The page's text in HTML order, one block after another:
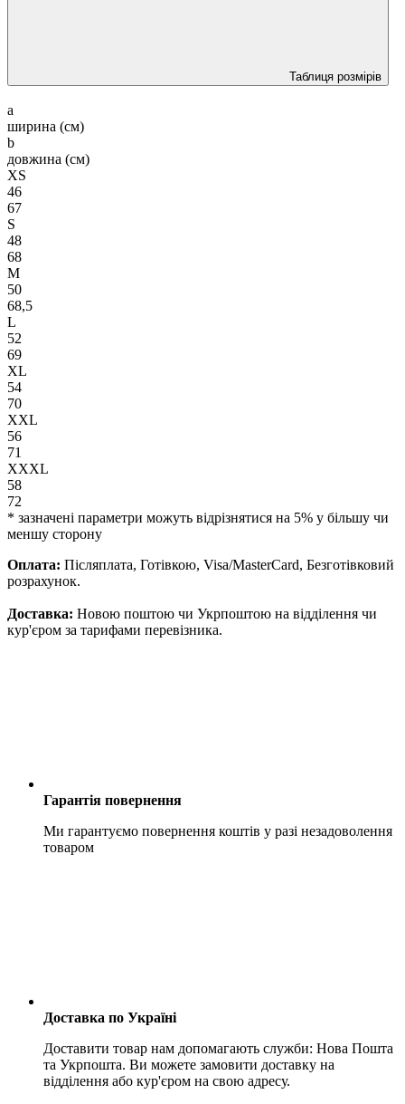
Таблиця розмірів
a
ширина (см)
b
довжина (см)
XS
46
67
S
48
68
M
50
68,5
L
52
69
XL
54
70
XXL
56
71
XXXL
58
72
* зазначені параметри можуть відрізнятися на 5% у більшу чи
меншу сторону
Оплата: Післяплата, Готівкою, Visa/MasterCard, Безготівковий
розрахунок.
Доставка: Новою поштою чи Укрпоштою на відділення чи
кур'єром за тарифами перевізника.
Гарантія повернення
Ми гарантуємо повернення коштів у разі незадоволення
товаром
Доставка по Україні
Доставити товар нам допомагають служби: Нова Пошта
та Укрпошта. Ви можете замовити доставку на
відділення або кур'єром на свою адресу.